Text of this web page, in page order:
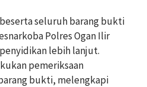
seluruh barang bukti
Polres Ogan Ilir
lebih lanjut.
pemeriksaan
bukti, melengkapi